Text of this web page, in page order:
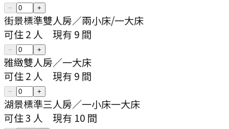
− +
街景標準雙人房／兩小床/一大床
可住2 人 現有 9 間
− +
雅緻雙人房／一大床
可住2 人 現有 9 間
− +
湖景標準三人房／一小床一大床
可住3 人 現有 10 間